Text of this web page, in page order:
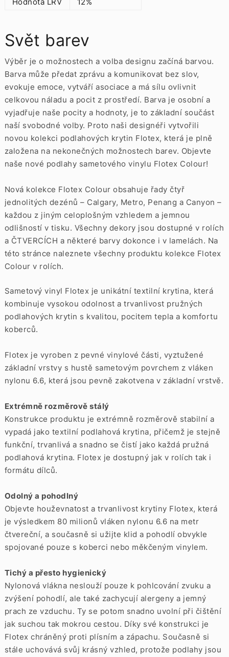
Svět barev
Výběr je o možnostech a volba designu začíná barvou.
Barva může předat zprávu a komunikovat bez slov,
evokuje emoce, vytváří asociace a má sílu ovlivnit
celkovou náladu a pocit z prostředí. Barva je osobní a
vyjadřuje naše pocity a hodnoty, je to základní součást
naší svobodné volby. Proto naši designéři vytvořili
novou kolekci podlahových krytin Flotex, která je plně
založena na nekonečných možnostech barev. Objevte
naše nové podlahy sametového vinylu Flotex Colour!
Nová kolekce Flotex Colour obsahuje řady čtyř
jednolitých dezénů – Calgary, Metro, Penang a Canyon –
každou z jiným celoplošným vzhledem a jemnou
odlišností v tisku. Všechny dekory jsou dostupné v rolích
a ČTVERCÍCH a některé barvy dokonce i v lamelách. Na
této stránce naleznete všechny produktu kolekce Flotex
Colour v rolích.
Sametový vinyl Flotex je unikátní textilní krytina, která
kombinuje vysokou odolnost a trvanlivost pružných
podlahových krytin s kvalitou, pocitem tepla a komfortu
koberců.
Flotex je vyroben z pevné vinylové části, vyztužené
základní vrstvy s hustě sametovým povrchem z vláken
nylonu 6.6, která jsou pevně zakotvena v základní vrstvě.
Extrémně rozměrově stálý
Konstrukce produktu je extrémně rozměrově stabilní a
vypadá jako textilní podlahová krytina, přičemž je stejně
funkční, trvanlivá a snadno se čistí jako každá pružná
podlahová krytina. Flotex je dostupný jak v rolích tak i
formátu dílců.
Odolný a pohodlný
Objevte houževnatost a trvanlivost krytiny Flotex, která
je výsledkem 80 milionů vláken nylonu 6.6 na metr
čtvereční, a současně si užijte klid a pohodlí obvykle
spojované pouze s koberci nebo měkčeným vinylem.
Tichý a přesto hygienický
Nylonová vlákna neslouží pouze k pohlcování zvuku a
zvýšení pohodlí, ale také zachycují alergeny a jemný
prach ze vzduchu. Ty se potom snadno uvolní při čištění
jak suchou tak mokrou cestou. Díky své konstrukci je
Flotex chráněný proti plísním a zápachu. Současně si
stále uchovává svůj krásný vzhled, protože podlahy jsou